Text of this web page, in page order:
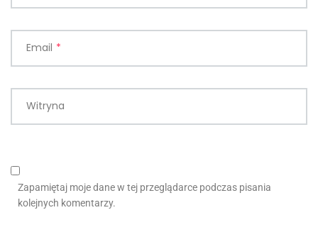
Email *
Witryna
Zapamiętaj moje dane w tej przeglądarce podczas pisania
kolejnych komentarzy.